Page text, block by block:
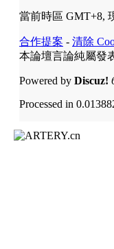
當前時區 GMT+8,
合作提案 - 清除
本論壇言論純屬發
Powered by Discuz!
Processed in